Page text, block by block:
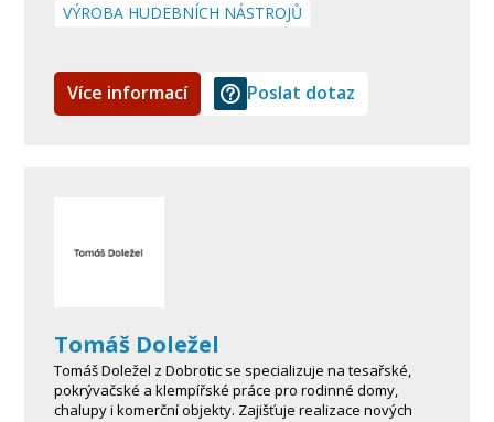
VÝROBA HUDEBNÍCH NÁSTROJŮ
Více informací Poslat dotaz
Tomáš Doležel
Tomáš Doležel z Dobrotic se specializuje na tesařské,
pokrývačské a klempířské práce pro rodinné domy,
chalupy i komerční objekty. Zajišťuje realizace nových